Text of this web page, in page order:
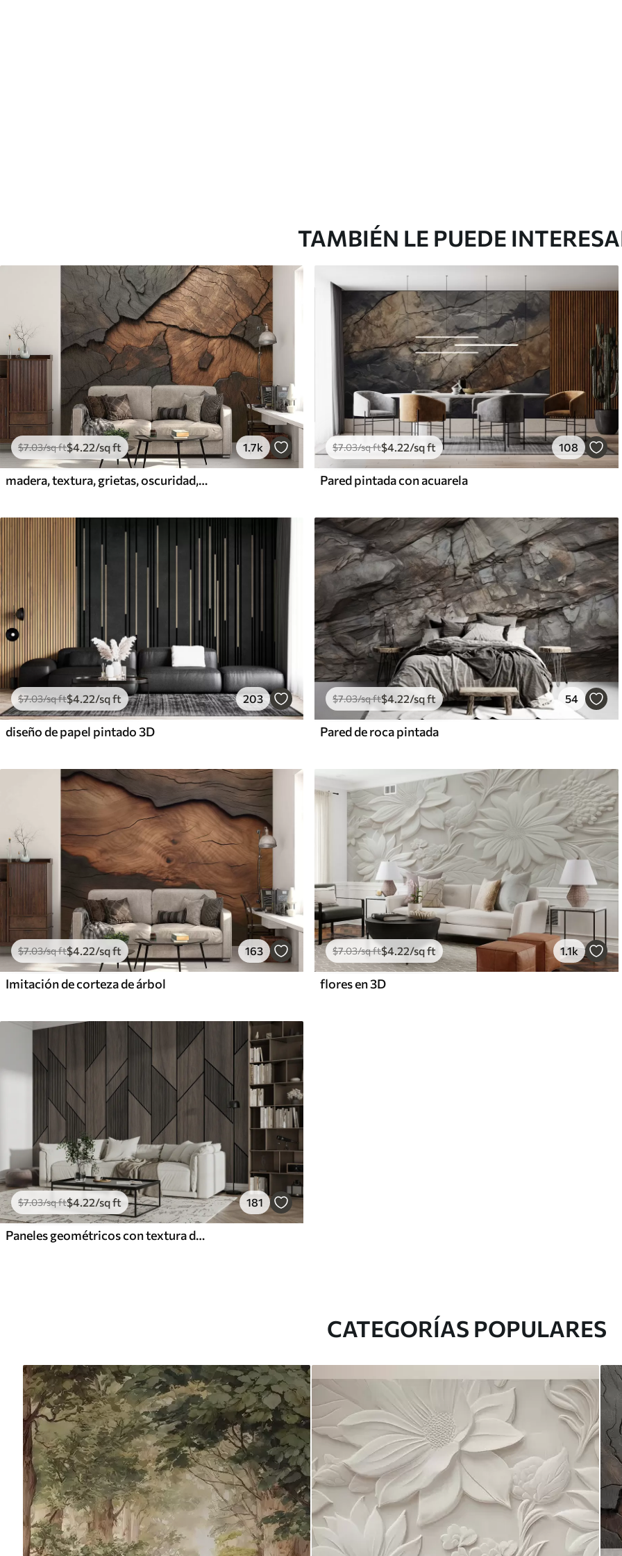
TAMBIÉN LE PUEDE
$7.03/sq ft$4 .22/sq ft 1.7k
madera, textura, grietas, oscuridad, corteza, superficie
$7.03/sq ft$4 .22/sq ft 108
Pared pintada con acuarela
$7.03/sq ft$4.22/sq ft 203
diseño de papel pintado 3D
$7.03/sq ft$4.22/sq ft 54
Pared de roca pintada
$7.03/sq ft$4 .22/sq ft 163
Imitación de corteza de árbol
$7.03/sq ft$4 .22/sq ft 1.1k
flores en 3D
$7.03/sq ft$4.22/sq ft 181
Paneles geométricos con textura de madera
CATEGORÍAS POPULARES